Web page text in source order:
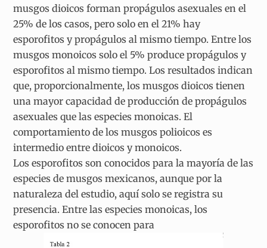
musgos dioicos forman propágulos asexuales en el
25% de los casos, pero solo en el 21% hay
esporofitos y propágulos al mismo tiempo. Entre los
musgos monoicos solo el 5% produce propágulos y
esporofitos al mismo tiempo. Los resultados indican
que, proporcionalmente, los musgos dioicos tienen
una mayor capacidad de producción de propágulos
asexuales que las especies monoicas. El
comportamiento de los musgos polioicos es
intermedio entre dioicos y monoicos.
Los esporofitos son conocidos para la mayoría de las
especies de musgos mexicanos, aunque por la
naturaleza del estudio, aquí solo se registra su
presencia. Entre las especies monoicas, los
esporofitos no se conocen para